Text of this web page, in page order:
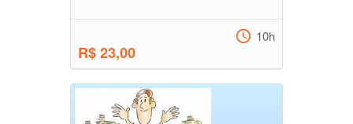
R$ 23,00
10h